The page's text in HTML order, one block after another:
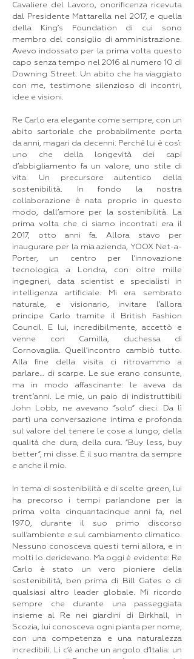
Cavaliere del Lavoro, onorificenza ricevuta
dal Presidente Mattarella nel 2017, e quella
della King’s Foundation di cui sono
membro del consiglio di amministrazione.
Avevo indossato per la prima volta questo
capo senza tempo nel 2016 al numero 10 di
Downing Street. Un abito che ha viaggiato
con me, testimone silenzioso di incontri,
idee e visioni.
Re Carlo era elegante come sempre, con un
abito sartoriale che probabilmente porta
da anni, magari da decenni. Perché lui è così:
uno che della longevità dei capi
d’abbigliamento fa un valore, uno stile di
vita. Un precursore autentico della
sostenibilità. In fondo la nostra
collaborazione è nata proprio in questo
modo, dall’amore per la sostenibilità. La
prima volta che ci siamo incontrati era il
2017, otto anni fa. Allora stavo per
inaugurare per la mia azienda, YOOX Net-a-
Porter, un centro per l’innovazione
tecnologica a Londra, con oltre mille
ingegneri, data scientist e specialisti in
intelligenza artificiale. Mi era sembrato
naturale, e visionario, invitare l’allora
principe Carlo tramite il British Fashion
Council. E lui, incredibilmente, accettò e
venne con Camilla, duchessa di
Cornovaglia. Quell’incontro cambiò tutto.
Alla fine della visita ci ritrovammo a
parlare… di scarpe. Le sue erano consunte,
ma in modo affascinante: le aveva da
trent’anni. Le mie, un paio di indistruttibili
John Lobb, ne avevano “solo” dieci. Da lì
partì una conversazione intima e profonda
sul valore del tenere le cose a lungo, della
qualità che dura, della cura. “Buy less, buy
better”, mi disse. È il suo mantra da sempre
e anche il mio.
In tema di sostenibilità e di scelte green, lui
ha precorso i tempi parlandone per la
prima volta cinquantacinque anni fa, nel
1970, durante il suo primo discorso
sull’ambiente e sul cambiamento climatico.
Nessuno conosceva questi temi allora, e in
molti lo deridevano. Ma oggi è evidente: Re
Carlo è stato un vero pioniere della
sostenibilità, ben prima di Bill Gates o di
qualsiasi altro leader globale. Mi ricordo
sempre che durante una passeggiata
insieme al Re nei giardini di Birkhall, in
Scozia, lui conosceva ogni pianta per nome,
con una competenza e una naturalezza
incredibili. Lì c’è anche un angolo d’Italia: un